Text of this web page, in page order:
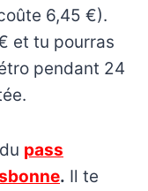
6,45 €).
et tu pourras
pendant 24
pass
. Il te